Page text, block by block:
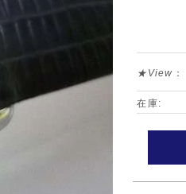
★View ：
在庫: